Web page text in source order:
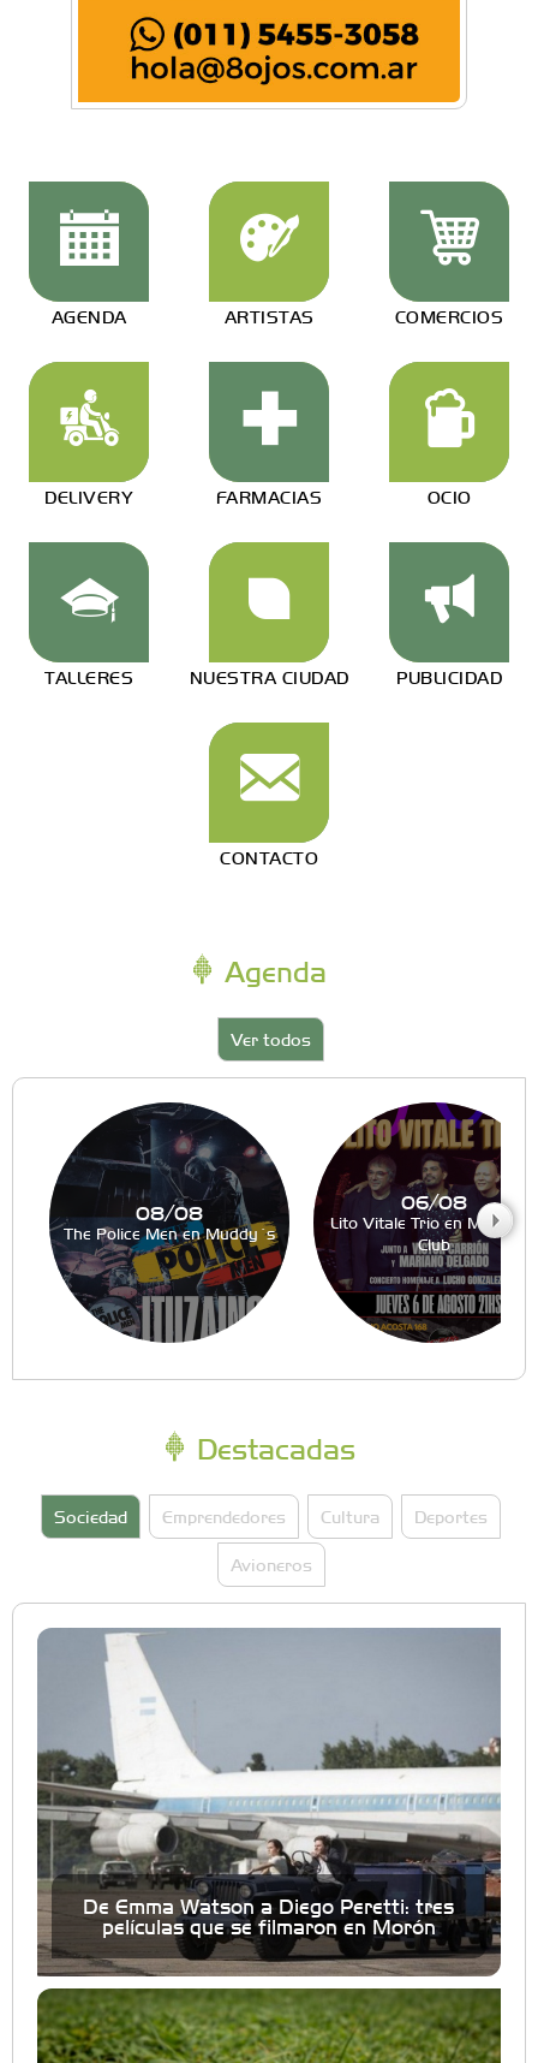
AGENDA ARTISTAS COMERCIOS
DELIVERY FARMACIAS OCIO
TALLERES NUESTRA CIUDAD PUBLICIDAD
CONTACTO
Agenda
Ver todos
08/08
The Police Men en Muddy´s
06/08
Lito Vitale Trio en Muddy´s
Club
Destacadas
Sociedad Emprendedores Cultura Deportes
Avioneros
De Emma Watson a Diego Peretti: tres
películas que se filmaron en Morón